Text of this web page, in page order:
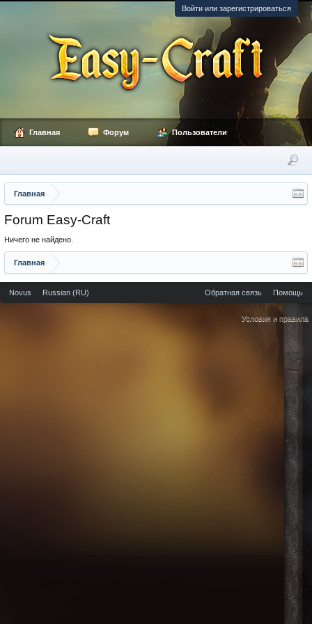
Войти или зарегистрироваться
Главная
Forum Easy-Craft
Ничего не найдено.
Главная
Главная Форум Пользователи
Novus Russian (RU) Обратная связь Помощь
Условия и правила